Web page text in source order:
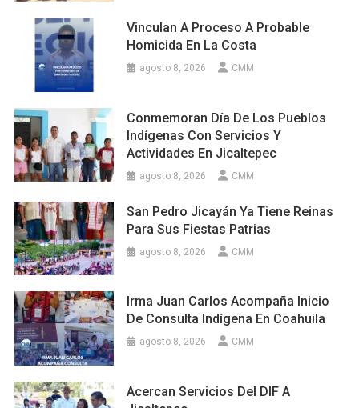
Vinculan A Proceso A Probable
Homicida En La Costa
agosto 8, 2026 CMM
Conmemoran Día De Los Pueblos
Indígenas Con Servicios Y
Actividades En Jicaltepec
agosto 8, 2026 CMM
San Pedro Jicayán Ya Tiene Reinas
Para Sus Fiestas Patrias
agosto 8, 2026 CMM
Irma Juan Carlos Acompaña Inicio
De Consulta Indígena En Coahuila
agosto 8, 2026 CMM
Acercan Servicios Del DIF A